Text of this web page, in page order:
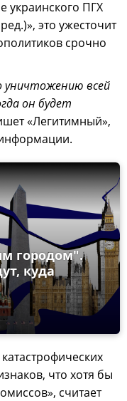
украинского ПГХ
это ужесточит
срочно
уничтожению всей
он будет
«Легитимный»,
городом".
куда
что хотя бы
считает